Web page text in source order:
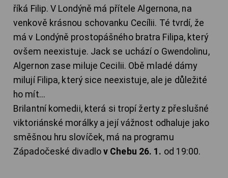
říká Filip. V Londýně má přítele Algernona, na
venkově krásnou schovanku Cecílii. Té tvrdí, že
má v Londýně prostopášného bratra Filipa, který
ovšem neexistuje. Jack se uchází o Gwendolinu,
Algernon zase miluje Cecilii. Obě mladé dámy
milují Filipa, který sice neexistuje, ale je důležité
ho mít...
Brilantní komedii, která si tropí žerty z přeslušné
viktoriánské morálky a její vážnost odhaluje jako
směšnou hru slovíček, má na programu
Západočeské divadlov Chebu 26. 1. od 19:00.